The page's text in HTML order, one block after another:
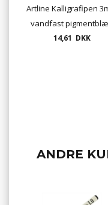
Artline Kalligrafipen
vandfast
14,61 DKK
ANDRE